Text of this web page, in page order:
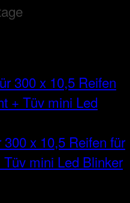
x 10,5 Reifen für
mini Led Blinker